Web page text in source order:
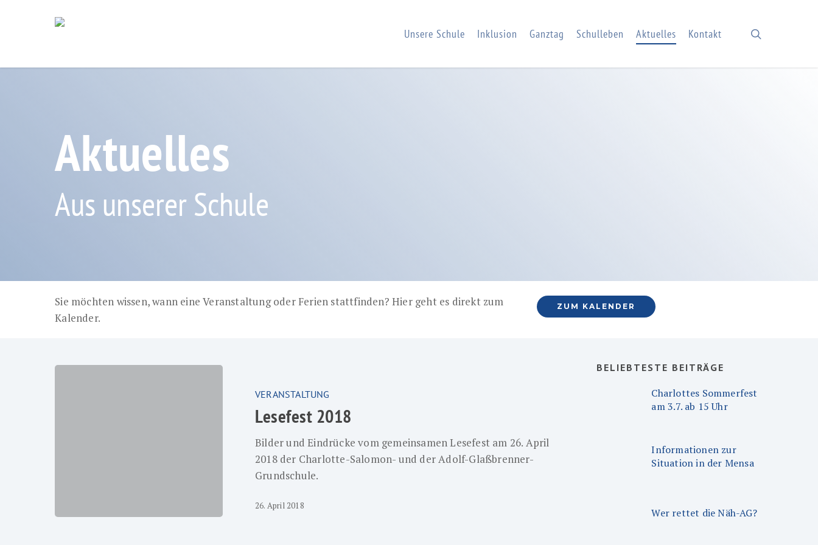
Unsere Schule Inklusion Ganztag Schulleben Aktuelles Kontakt
Aktuelles
Aus unserer Schule
Sie möchten wissen, wann eine Veranstaltung oder Ferien stattfinden? Hier geht es direkt zum
Kalender.
ZUM KALENDER
VERANSTALTUNG
Lesefest 2018
Bilder und Eindrücke vom gemeinsamen Lesefest am 26. April
2018 der Charlotte-Salomon- und der Adolf-Glaßbrenner-
Grundschule.
26. April 2018
BELIEBTESTE BEITRÄGE
Charlottes Sommerfest
am 3.7. ab 15 Uhr
Informationen zur
Situation in der Mensa
Wer rettet die Näh-AG?